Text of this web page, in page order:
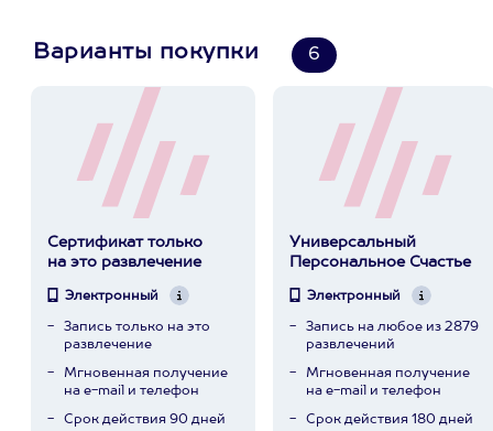
Варианты покупки 6
Сертификат только
на это развлечение
Электронный
Запись только на это
развлечение
Мгновенная получение
на e-mail и телефон
Срок действия 90 дней
Универсальный
Персональное Счастье
Электронный
Запись на любое из 2879
развлечений
Мгновенная получение
на e-mail и телефон
Срок действия 180 дней